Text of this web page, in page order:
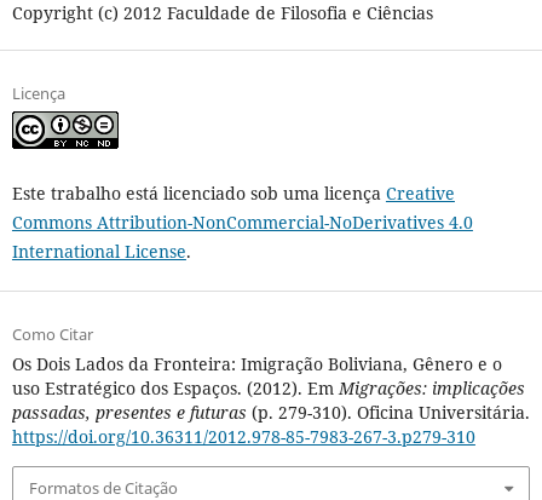
Copyright (c) 2012 Faculdade de Filosofia e Ciências
Licença
Este trabalho está licenciado sob uma licença Creative
Commons Attribution-NonCommercial-NoDerivatives 4.0
International License.
Como Citar
Os Dois Lados da Fronteira: Imigração Boliviana, Gênero e o
uso Estratégico dos Espaços. (2012). EmMigrações: implicações
passadas, presentes e futuras (p. 279-310). Oficina Universitária.
https://doi.org/10.36311/2012.978-85-7983-267-3.p279-310
Formatos de Citação